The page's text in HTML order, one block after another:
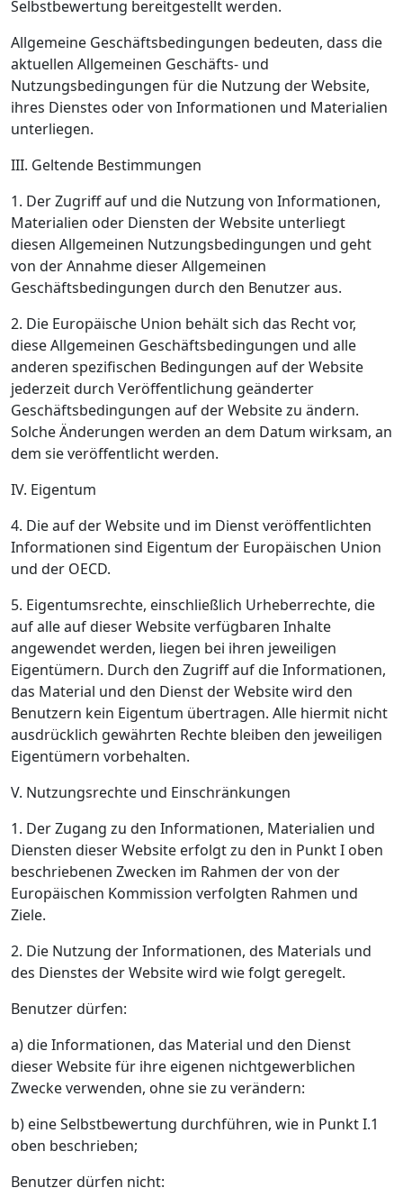
Selbstbewertung bereitgestellt werden.
Allgemeine Geschäftsbedingungen bedeuten, dass die
aktuellen Allgemeinen Geschäfts- und
Nutzungsbedingungen für die Nutzung der Website,
ihres Dienstes oder von Informationen und Materialien
unterliegen.
III. Geltende Bestimmungen
1. Der Zugriff auf und die Nutzung von Informationen,
Materialien oder Diensten der Website unterliegt
diesen Allgemeinen Nutzungsbedingungen und geht
von der Annahme dieser Allgemeinen
Geschäftsbedingungen durch den Benutzer aus.
2. Die Europäische Union behält sich das Recht vor,
diese Allgemeinen Geschäftsbedingungen und alle
anderen spezifischen Bedingungen auf der Website
jederzeit durch Veröffentlichung geänderter
Geschäftsbedingungen auf der Website zu ändern.
Solche Änderungen werden an dem Datum wirksam, an
dem sie veröffentlicht werden.
IV. Eigentum
4. Die auf der Website und im Dienst veröffentlichten
Informationen sind Eigentum der Europäischen Union
und der OECD.
5. Eigentumsrechte, einschließlich Urheberrechte, die
auf alle auf dieser Website verfügbaren Inhalte
angewendet werden, liegen bei ihren jeweiligen
Eigentümern. Durch den Zugriff auf die Informationen,
das Material und den Dienst der Website wird den
Benutzern kein Eigentum übertragen. Alle hiermit nicht
ausdrücklich gewährten Rechte bleiben den jeweiligen
Eigentümern vorbehalten.
V. Nutzungsrechte und Einschränkungen
1. Der Zugang zu den Informationen, Materialien und
Diensten dieser Website erfolgt zu den in Punkt I oben
beschriebenen Zwecken im Rahmen der von der
Europäischen Kommission verfolgten Rahmen und
Ziele.
2. Die Nutzung der Informationen, des Materials und
des Dienstes der Website wird wie folgt geregelt.
Benutzer dürfen:
a) die Informationen, das Material und den Dienst
dieser Website für ihre eigenen nichtgewerblichen
Zwecke verwenden, ohne sie zu verändern:
b) eine Selbstbewertung durchführen, wie in Punkt I.1
oben beschrieben;
Benutzer dürfen nicht: